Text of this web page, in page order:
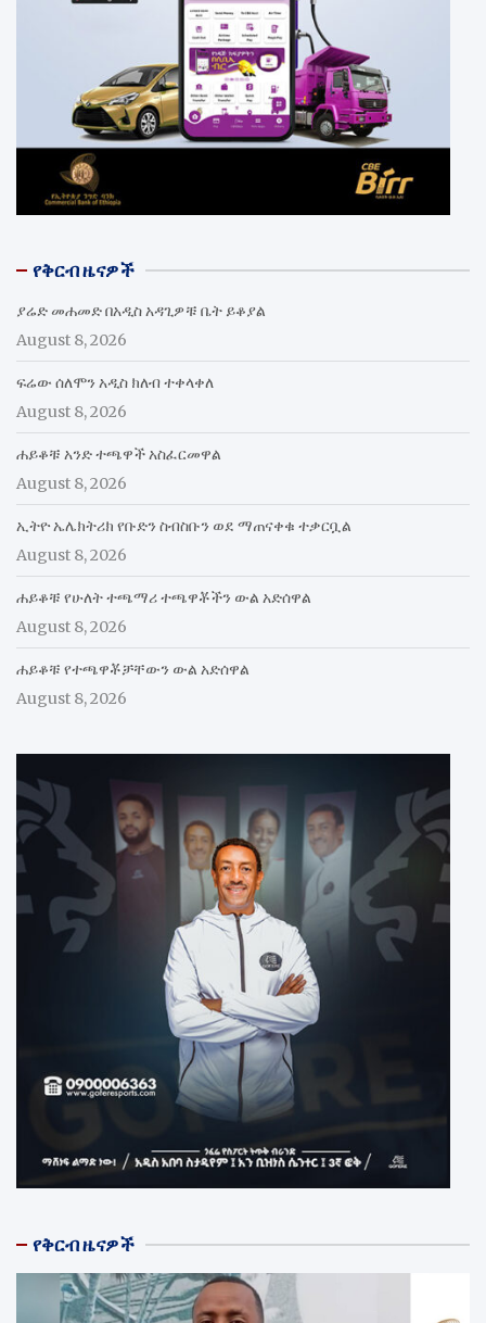
የቅርብ ዜናዎች
ያሬድ መሐመድ በአዲስ አዳጊዎቹ ቤት ይቆያል
August 8, 2026
ፍሬው ሰለሞን አዲስ ክለብ ተቀላቀለ
August 8, 2026
ሐይቆቹ አንድ ተጫዋች አስፈርመዋል
August 8, 2026
ኢትዮ ኤሌክትሪክ የቡድን ስብስቡን ወደ ማጠናቀቁ ተቃርቧል
August 8, 2026
ሐይቆቹ የሁለት ተጫማሪ ተጫዋቾችን ውል አድሰዋል
August 8, 2026
ሐይቆቹ የተጫዋቾቻቸውን ውል አድሰዋል
August 8, 2026
የቅርብ ዜናዎች